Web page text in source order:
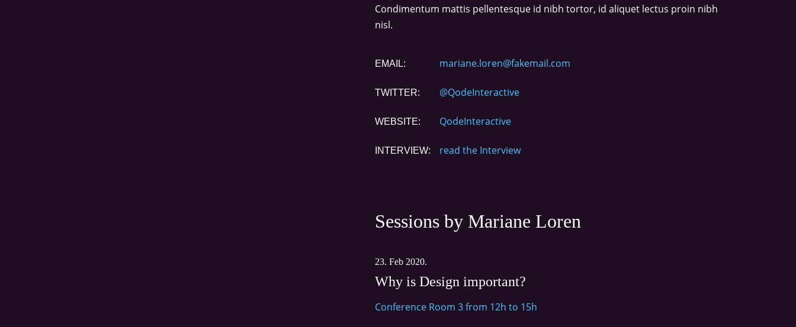
Condimentum mattis pellentesque id nibh tortor, id aliquet lectus proin nibh
nisl.
EMAIL: mariane.loren@fakemail.com
TWITTER: @QodeInteractive
WEBSITE: QodeInteractive
INTERVIEW: read the Interview
Sessions by Mariane Loren
23. Feb 2020.
Why is Design important?
Conference Room 3 from 12h to 15h